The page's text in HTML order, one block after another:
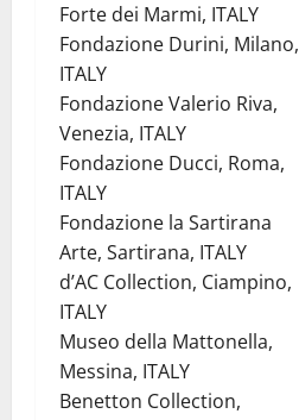
Forte dei Marmi, ITALY
Fondazione Durini, Milano,
ITALY
Fondazione Valerio Riva,
Venezia, ITALY
Fondazione Ducci, Roma,
ITALY
Fondazione la Sartirana
Arte, Sartirana, ITALY
d’AC Collection, Ciampino,
ITALY
Museo della Mattonella,
Messina, ITALY
Benetton Collection,